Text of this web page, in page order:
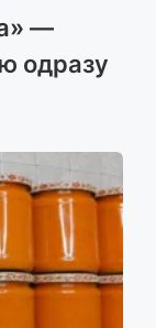
—
одразу